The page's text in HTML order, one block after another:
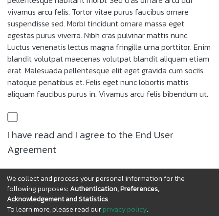
vivamus arcu felis. Tortor vitae purus faucibus ornare
suspendisse sed. Morbi tincidunt ornare massa eget
egestas purus viverra. Nibh cras pulvinar mattis nunc.
Luctus venenatis lectus magna fringilla urna porttitor. Enim
blandit volutpat maecenas volutpat blandit aliquam etiam
erat. Malesuada pellentesque elit eget gravida cum sociis
natoque penatibus et. Felis eget nunc lobortis mattis
aliquam faucibus purus in. Vivamus arcu felis bibendum ut.
I have read and I agree to the End User
Agreement
Cancel
We collect and process your personal information for the
following purposes:Authentication, Preferences,
Acknowledgement and Statistics.
To learn more, please read ourprivacy policy.